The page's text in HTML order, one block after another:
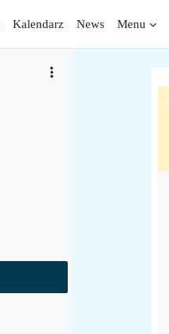
Kalendarz News Menu